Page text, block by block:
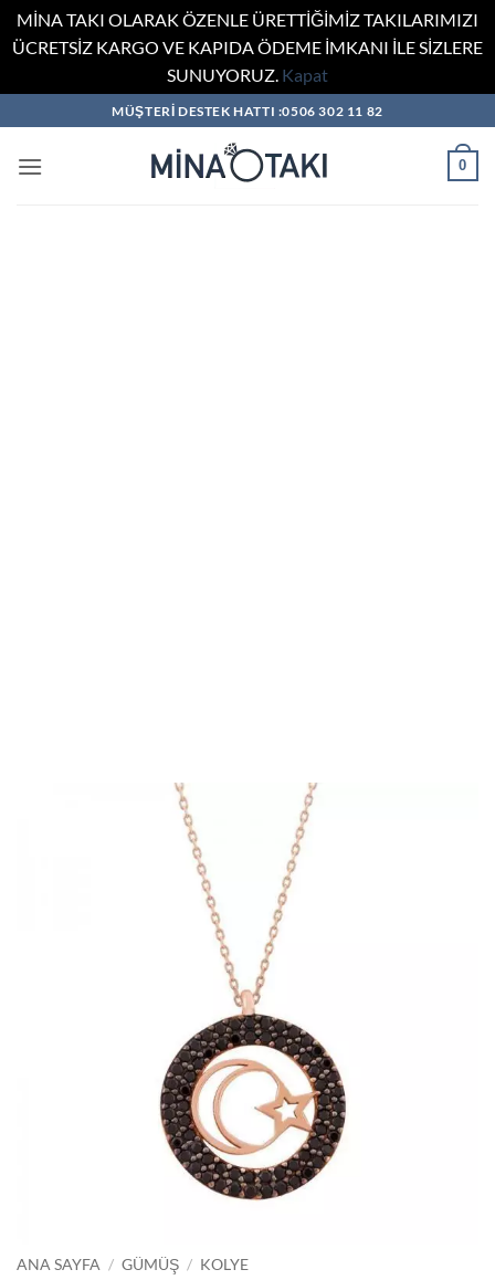
MİNA TAKI OLARAK ÖZENLE ÜRETTİĞİMİZ TAKILARIMIZI
ÜCRETSİZ KARGO VE KAPIDA ÖDEME İMKANI İLE SİZLERE
SUNUYORUZ. Kapat
atla
MÜŞTERİ DESTEK HATTI :0506 302 11 82
0
ANA SAYFA / GÜMÜŞ / KOLYE